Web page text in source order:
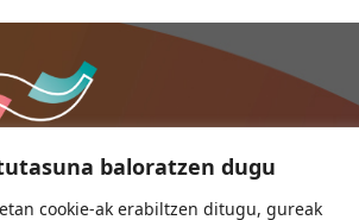
baloratzen dugu
cookie-ak erabiltzen ditugu, gureak